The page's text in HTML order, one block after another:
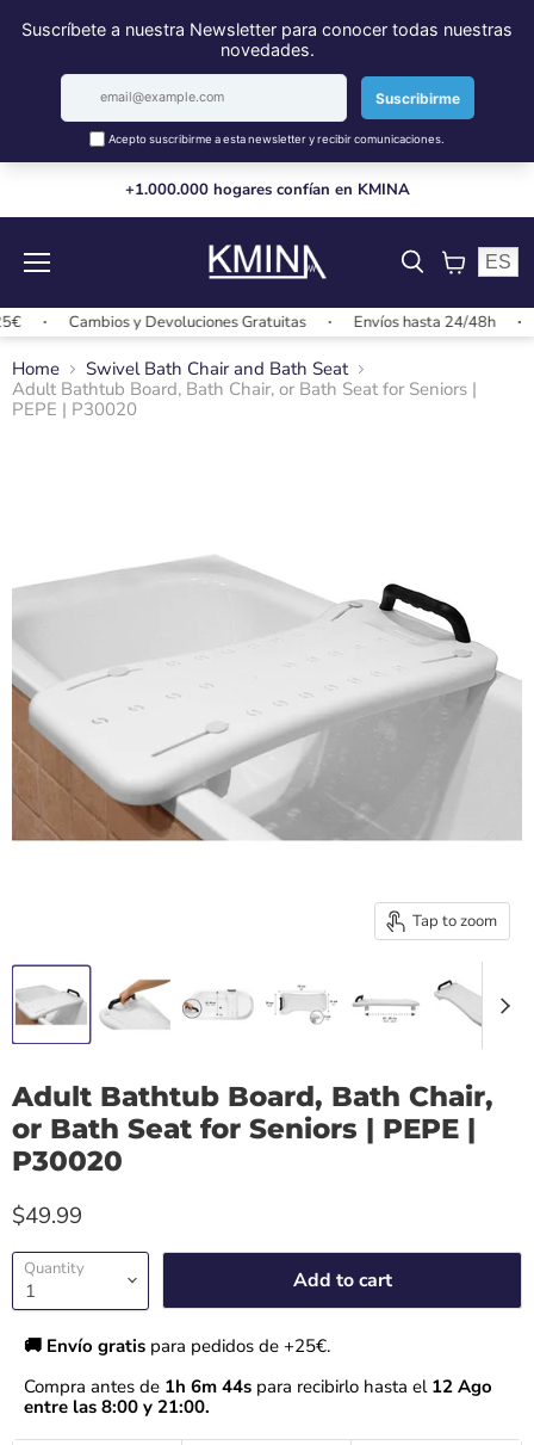
+1.000.000 hogares confían en KMINA
View
ES
Cambios y Devoluciones Gratuitas Envíos hasta 24/48h
Home
Swivel Bath Chair and Bath Seat
Adult Bathtub Board, Bath Chair, or Bath Seat for Seniors |
PEPE | P30020
Tap to zoom
Adult Bathtub Board, Bath Chair,
or Bath Seat for Seniors | PEPE |
P30020
$49.99
Quantity Add to cart
🚚 Envío gratis para pedidos de +25€.
Compra antes de 1h 6m 44s para recibirlo hasta el 12 Ago
entre las 8:00 y 21:00.